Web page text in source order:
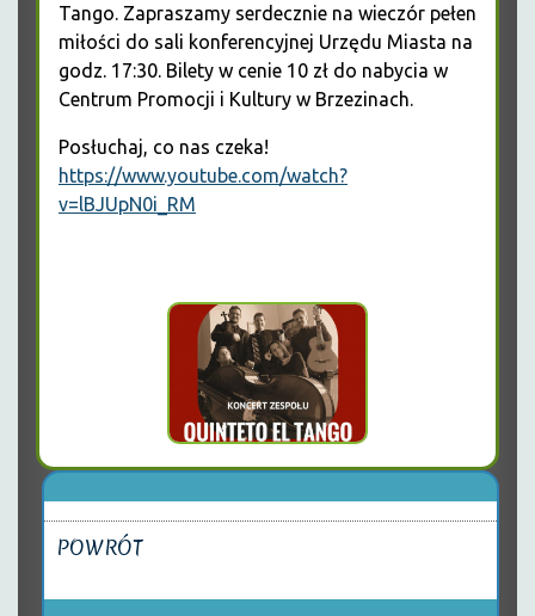
Tango. Zapraszamy serdecznie na wieczór pełen
miłości do sali konferencyjnej Urzędu Miasta na
godz. 17:30. Bilety w cenie 10 zł do nabycia w
Centrum Promocji i Kultury w Brzezinach.
Posłuchaj, co nas czeka!
https://www.youtube.com/watch?
v=lBJUpN0i_RM
POWRÓT